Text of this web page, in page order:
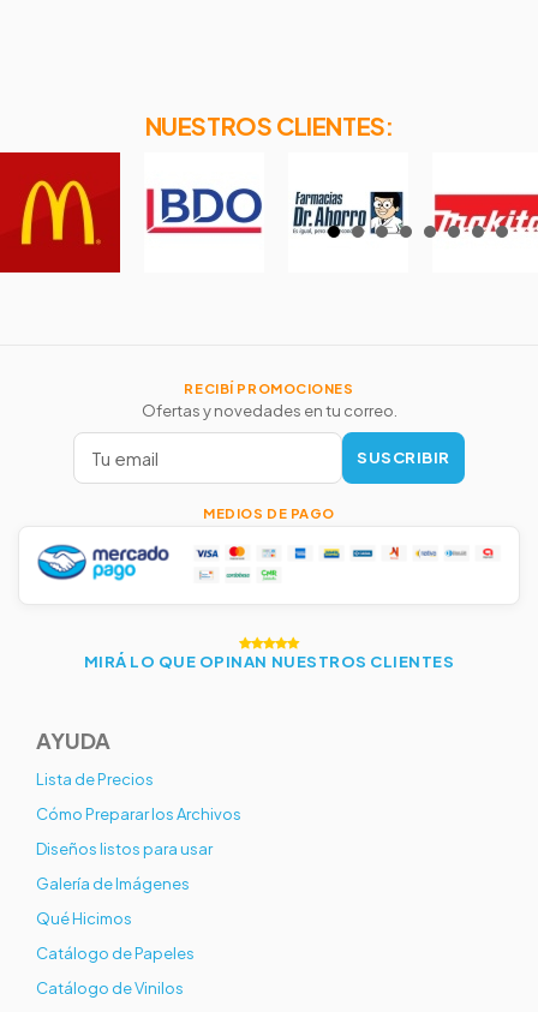
NUESTROS CLIENTES:
RECIBÍ PROMOCIONES
Ofertas y novedades en tu correo.
SUSCRIBIR
MEDIOS DE PAGO
MIRÁ LO QUE OPINAN NUESTROS CLIENTES
AYUDA
Lista de Precios
Cómo Preparar los Archivos
Diseños listos para usar
Galería de Imágenes
Qué Hicimos
Catálogo de Papeles
Catálogo de Vinilos